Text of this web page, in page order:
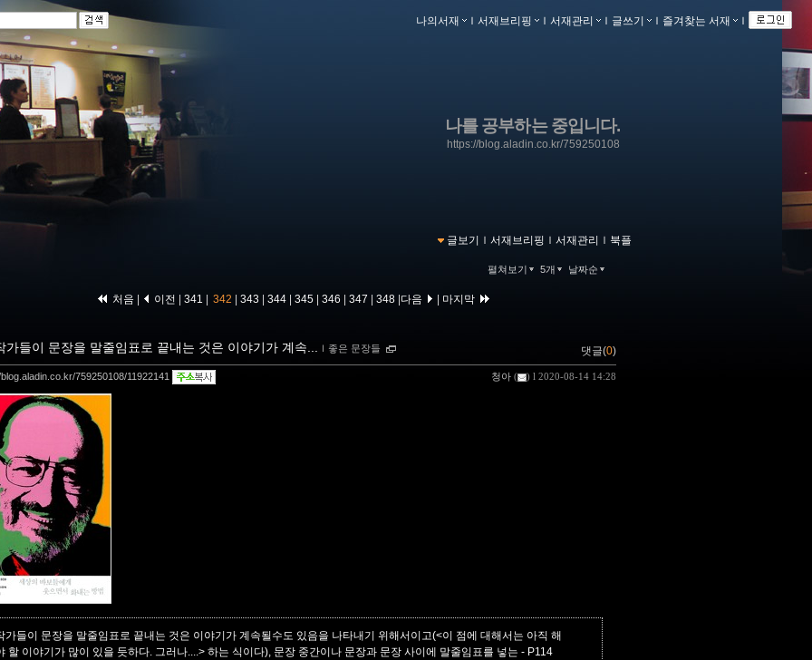
나의서재 ｌ 서재브리핑 ｌ 서재관리 ｌ 글쓰기 ｌ 즐겨찾는 서재 ｌ
나를 공부하는 중입니다.
https://blog.aladin.co.kr/759250108
글보기 ｌ 서재브리핑 ｌ 서재관리 ｌ 북플
펼쳐보기 5개 날짜순
처음 이전 341 342 343 344 345 346 347 348 다음 마지막
가들이 문장을 말줄임표로 끝내는 것은 이야기가 계속... ｌ 좋은 문장들 댓글(0)
청아 ( ) l 2020-08-14 14:28
759250108/11922141
가들이 문장을 말줄임표로 끝내는 것은 이야기가 계속될수도 있음을 나타내기 위해서이고(<이 점에 대해서는 아직 해
할 이야기가 많이 있을 듯하다. 그러나....> 하는 식이다), 문장 중간이나 문장과 문장 사이에 말줄임표를 넣는 - P114